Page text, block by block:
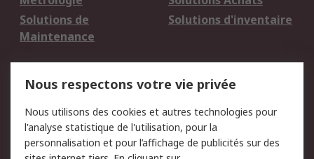
Solutions de
Maintenance
Solutions d'inventaire
du site
Politique de protection
des données - Mise à
Sécurité des E-mails
Nous respectons votre vie privée
Nous utilisons des cookies et autres technologies pour
l'analyse statistique de l'utilisation, pour la
personnalisation et pour l’affichage de publicités sur des